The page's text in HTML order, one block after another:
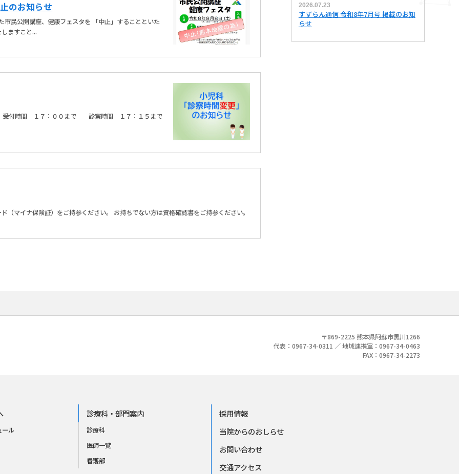
のお知らせ
民公開講座、健康フェスタを 「中止」することといた
ますこと...
。 受付時間 １７：００まで 診察時間 １７：１５まで
マイナ保険証）をご持参ください。 お持ちでない方は資格確認書をご持参ください。
2026.07.23
すずらん通信 令和8年7月号 掲載のお知
らせ
〒869-2225 熊本県阿蘇市黒川1266
代表：0967-34-0311 ／ 地域連携室：0967-34-0463
FAX：0967-34-2273
ール
診療科・部門案内
診療科
医師一覧
看護部
採用情報
当院からのおしらせ
お問い合わせ
交通アクセス